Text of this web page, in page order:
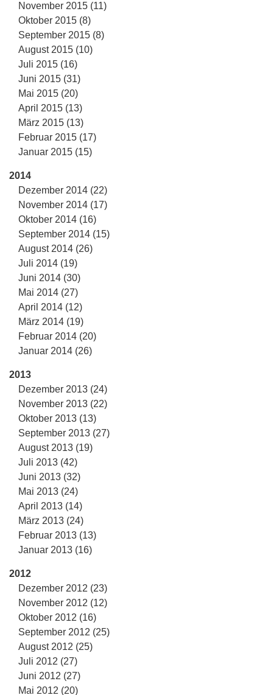
November 2015 (11)
Oktober 2015 (8)
September 2015 (8)
August 2015 (10)
Juli 2015 (16)
Juni 2015 (31)
Mai 2015 (20)
April 2015 (13)
März 2015 (13)
Februar 2015 (17)
Januar 2015 (15)
2014
Dezember 2014 (22)
November 2014 (17)
Oktober 2014 (16)
September 2014 (15)
August 2014 (26)
Juli 2014 (19)
Juni 2014 (30)
Mai 2014 (27)
April 2014 (12)
März 2014 (19)
Februar 2014 (20)
Januar 2014 (26)
2013
Dezember 2013 (24)
November 2013 (22)
Oktober 2013 (13)
September 2013 (27)
August 2013 (19)
Juli 2013 (42)
Juni 2013 (32)
Mai 2013 (24)
April 2013 (14)
März 2013 (24)
Februar 2013 (13)
Januar 2013 (16)
2012
Dezember 2012 (23)
November 2012 (12)
Oktober 2012 (16)
September 2012 (25)
August 2012 (25)
Juli 2012 (27)
Juni 2012 (27)
Mai 2012 (20)